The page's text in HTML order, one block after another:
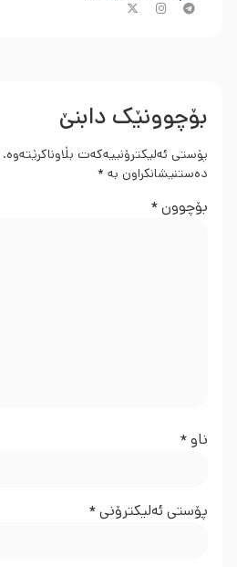
بۆچوونێک دابنێ
پۆستی ئەلیکترۆنییەکەت بڵاوناکرێتەوە.
دەستنیشانکراون بە *
بۆچوون*
ناو*
پۆستی ئەلیکترۆنی*